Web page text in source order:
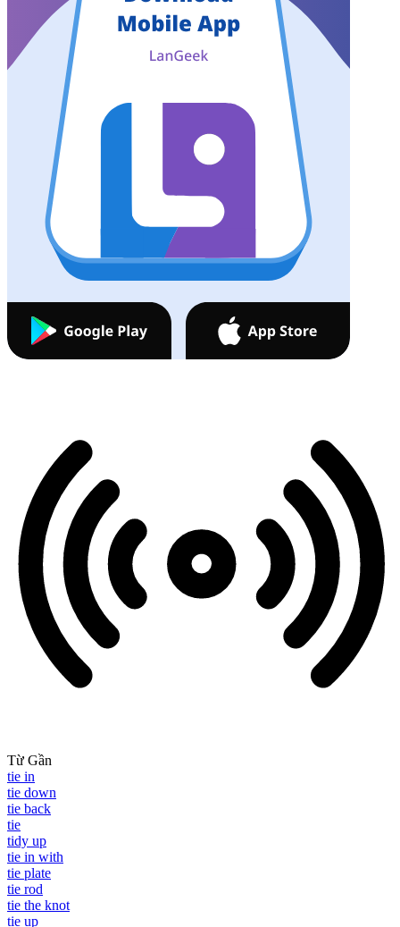
Từ Gần
tie in
tie down
tie back
tie
tidy up
tie in with
tie plate
tie rod
tie the knot
tie up